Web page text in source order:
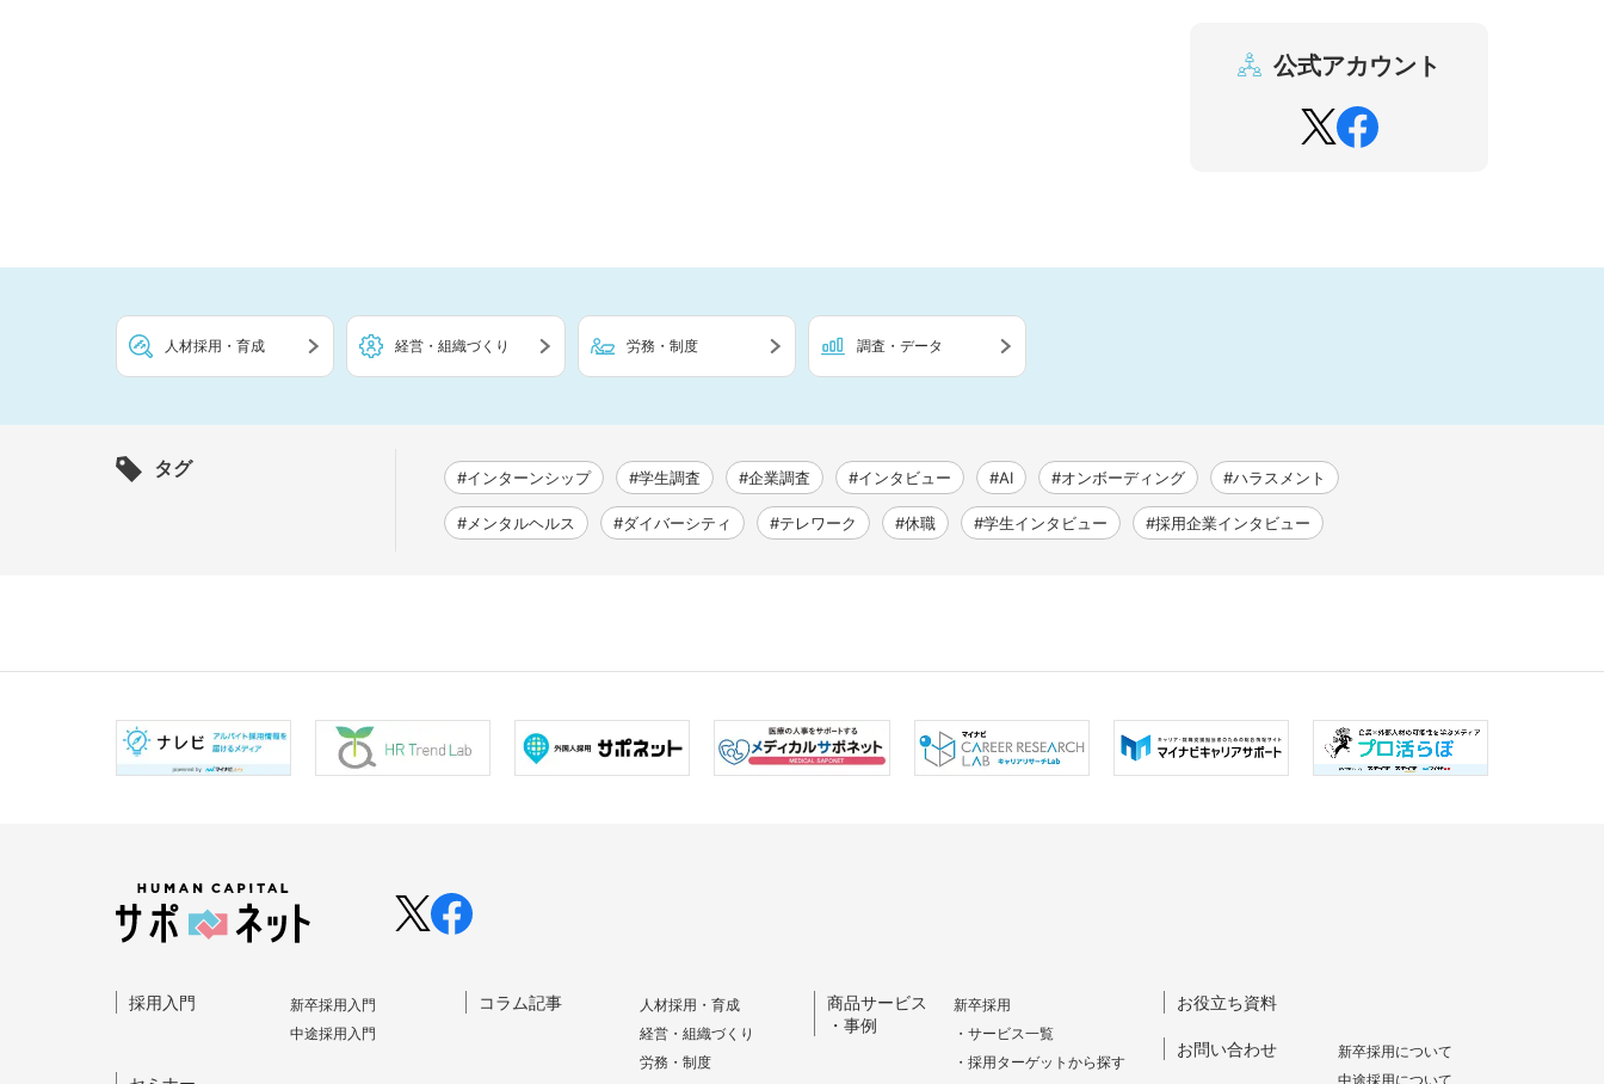
公式アカウント
人材採用・育成 経営・組織づくり 労務・制度 調査・データ
タグ #インターンシップ #学生調査 #企業調査 #インタビュー #AI #オンボーディング #ハラスメント
#メンタルヘルス #ダイバーシティ #テレワーク #休職 #学生インタビュー #採用企業インタビュー
採⽤⼊⾨
新卒採⽤⼊⾨
中途採⽤⼊⾨
コラム記事
人材採用・育成
経営・組織づくり
労務・制度
商品サービス
・事例
新卒採用
・サービス一覧
・採用ターゲットから探す
お役立ち資料
お問い合わせ
新卒採⽤について
中途採⽤について